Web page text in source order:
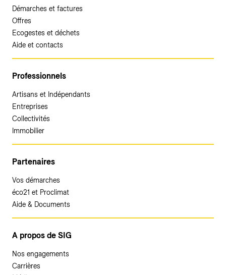
Démarches et factures
Offres
Ecogestes et déchets
Aide et contacts
Professionnels
Artisans et Indépendants
Entreprises
Collectivités
Immobilier
Partenaires
Vos démarches
éco21 et Proclimat
Aide & Documents
A propos de SIG
Nos engagements
Carrières